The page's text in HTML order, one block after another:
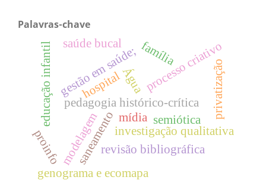
Palavras-chave
investigação qualitativa
saneamento
pedagogia histórico-crítica
educação infantil
revisão bibliográfica
processo criativo
modelagem
privatização
Água
gestão em saúde;
mídia
proinfo
hospital
semiótica
saúde bucal família
genograma e ecomapa